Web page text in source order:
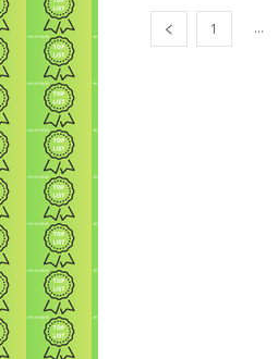
1 ...